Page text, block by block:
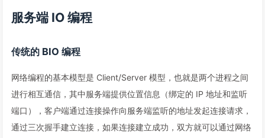
服务端 IO 编程
传统的 BIO 编程
网络编程的基本模型是 Client/Server 模型，也就是两个进程之间
进行相互通信，其中服务端提供位置信息（绑定的 IP 地址和监听
端口），客户端通过连接操作向服务端监听的地址发起连接请求，
通过三次握手建立连接，如果连接建立成功，双方就可以通过网络